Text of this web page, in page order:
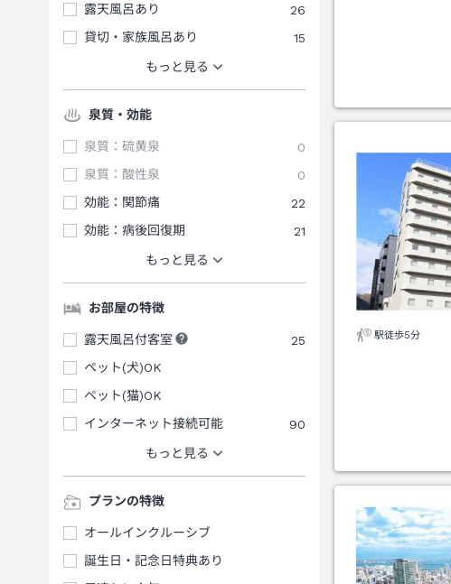
露天風呂あり
26
貸切・家族風呂あり
15
もっと見る
泉質・効能
泉質：硫黄泉
0
泉質：酸性泉
0
効能：関節痛
22
効能：病後回復期
21
もっと見る
お部屋の特徴
露天風呂付客室
25
ペット(犬)OK
ペット(猫)OK
インターネット接続可能
90
もっと見る
プランの特徴
オールインクルーシブ
誕生日・記念日特典あり
駅徒歩5分